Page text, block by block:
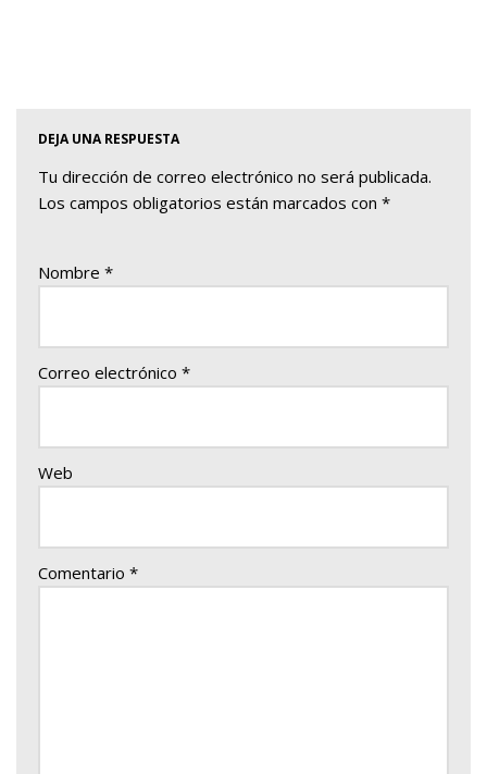
DEJA UNA RESPUESTA
Tu dirección de correo electrónico no será publicada.
Los campos obligatorios están marcados con *
Nombre *
Correo electrónico *
Web
Comentario *